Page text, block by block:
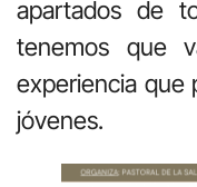
apartados de
tenemos que
experiencia que
jóvenes.